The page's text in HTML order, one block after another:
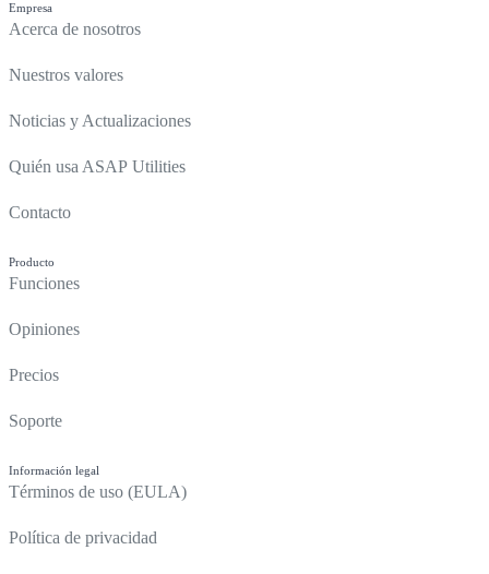
Empresa
Acerca de nosotros
Nuestros valores
Noticias y Actualizaciones
Quién usa ASAP Utilities
Contacto
Producto
Funciones
Opiniones
Precios
Soporte
Información legal
Términos de uso (EULA)
Política de privacidad